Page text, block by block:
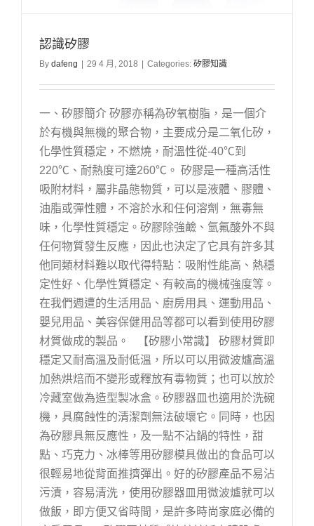
認識矽膠
By dafeng 29 4 月, 2018 Categories: 矽膠知識
一、矽膠簡介 矽膠亦稱為矽氧樹脂，是一個介
於有機與無機的聚合物，主要成分是二氧化矽，
化學性質穩定，不燃燒，耐溫性從-40℃到
220℃、耐熱度可達260℃。 矽膠是一種高活性
吸附材料，屬非晶態物質，可以是液體、膠體、
油脂或彈性體，不溶於水和任何溶劑，無毒無
味，化學性質穩定。矽膠除強鹼、氫氟酸外不與
任何物質發生反應，因此也決定了它具有許多其
他同類材料難以取代得特點：吸附性能高、熱穩
定性好、化學性質穩定、有較高的機械強度等。
在我們週遭的生活用品、廚房用具、運動用品、
嬰兒用品、美容保健用品等都可以看到使用矽膠
材質做成的製品。 【矽膠小常識】 矽膠材質即
穩定又耐高溫及耐低溫，所以可以用微波爐高溫
加熱烘焙而不變形或釋放有毒物質；也可以放於
冷藏室做為造型製冰盒。矽膠器皿也適用於洗碗
機，具腐蝕性的清潔劑無法破壞它。同時，也因
為矽膠具無反應性，及一點不沾鍋的特性，甜
點、巧克力、冰棒等用矽膠模具做出的食品可以
很輕易地從背面推擠彈出。好的矽膠產品不易沾
污漬，容易清洗，使用矽膠器皿用微波爐就可以
做飯，即方便又省時間，是許多時尚家庭必備的